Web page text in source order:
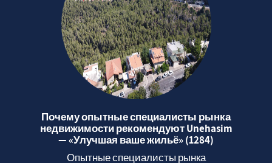
Почему опытные специалисты рынка
недвижимости рекомендуют Unehasim
— «Улучшая ваше жильё» (1284)
Опытные специалисты рынка